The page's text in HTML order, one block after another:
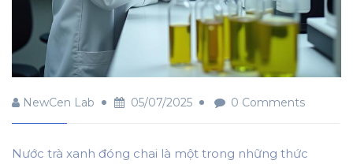
NewCen Lab 05/07/2025 0 Comments
Nước trà xanh đóng chai là một trong những thức